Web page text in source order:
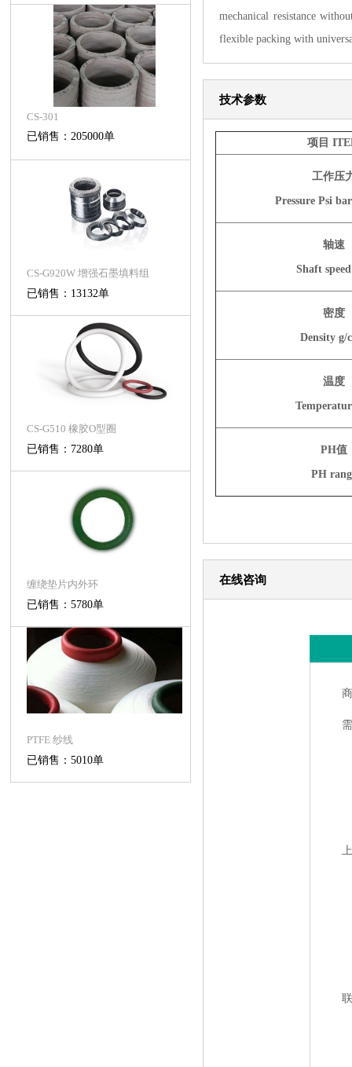
CS-301
已销售：205000单
CS-G920W 增强石墨填料组
已销售：13132单
CS-G510 橡胶O型圈
已销售：7280单
缠绕垫片内外环
已销售：5780单
PTFE 纱线
已销售：5010单
mechanical resistance
flexible packing with
技术参数
项目
工作压
Pressure Psi
轴速
Shaft
密度
Density g/
温度
PH值
PH
在线咨询